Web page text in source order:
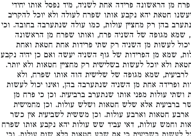
פרח מן הראשונה פרידה אחת לשניה, מיד נפסל אותו יחידי
חטאת יהא נקבע אותו שפרח לעולה ולא יוכל להקריב
בהן רק מחציין עולות, כמו עולה שנתערבה בחובה. וכי
שמא מגופה של השניה פרח, ואותו שפרח מן הראשונה
לעשות מן השניה רק שתי פרידות אחת חטאת ואחת
שמא מן הפרידות של גוף השניה יעשה ואם כן יהיה נקבע
ולא יוכל לעשות בשלישית רק מחציין חטאות ולא יותר.
לרביעית, שמא מגופה של שלישית הוה אותו שפרח, ולא
ופרידה אחת מן השניה שנתערבה בהן, ואינו יכול לעשות
עולות מפני אותו שנתערב ברביעית. וכן כי פרח מן
ברביעית אלא שלש חטאות ושלש עולות. וכן מחמישית
חטאות וארבע עולות. וכן מששית לשביעית אין כשר
וחמש עולות, דאי עביד שש עולות יהא נקבע אותו שפרח